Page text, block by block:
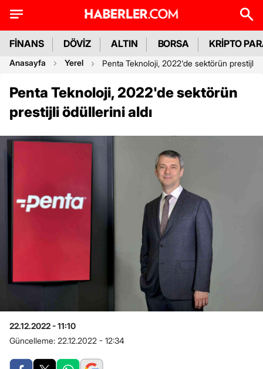
FİNANS DÖVİZ ALTIN BORSA KRİPTO
Anasayfa Yerel Penta Teknoloji, 2022'de sektörün prestijli
Penta Teknoloji, 2022'de sektörün
prestijli ödüllerini aldı
22.12.2022 - 11:10
Güncelleme: 22.12.2022 - 12:34